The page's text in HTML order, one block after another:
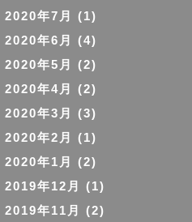
2020年7月
(1)
2020年6月
(4)
2020年5月
(2)
2020年4月
(2)
2020年3月
(3)
2020年2月
(1)
2020年1月
(2)
2019年12月
(1)
2019年11月
(2)